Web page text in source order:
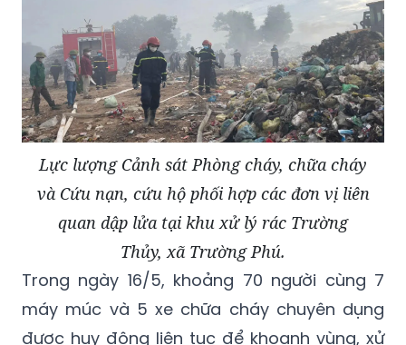
Lực lượng Cảnh sát Phòng cháy, chữa cháy
và Cứu nạn, cứu hộ phối hợp các đơn vị liên
quan dập lửa tại khu xử lý rác Trường
Thủy, xã Trường Phú.
Trong ngày 16/5, khoảng 70 người cùng 7
máy múc và 5 xe chữa cháy chuyên dụng
được huy động liên tục để khoanh vùng, xử